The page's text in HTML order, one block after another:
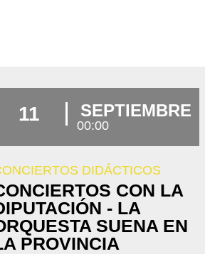
11 SEPTIEMBRE
00:00
DIDÁCTICOS
CON LA
- LA
SUENA EN
PROVINCIA